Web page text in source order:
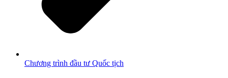
Chương trình đầu tư Quốc tịch